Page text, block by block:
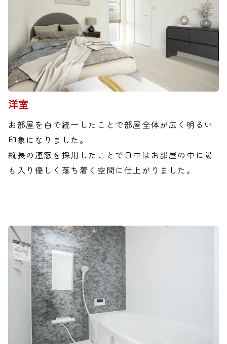
洋室
お部屋を白で統一したことで部屋全体が広く明るい
印象になりました。
縦長の連窓を採用したことで日中はお部屋の中に陽
も入り優しく落ち着く空間に仕上がりました。